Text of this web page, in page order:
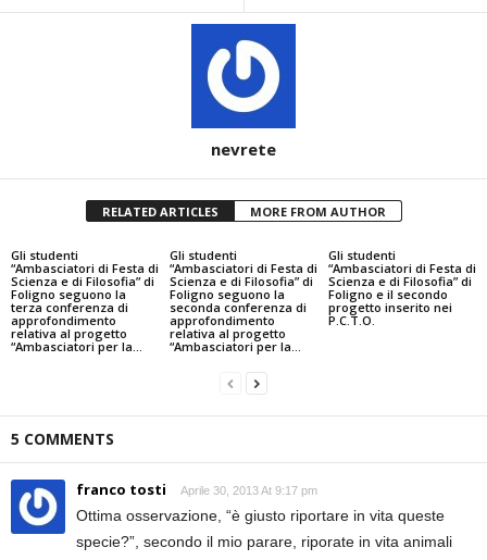
nevrete
RELATED ARTICLES MORE FROM AUTHOR
Gli studenti
“Ambasciatori di Festa di
Scienza e di Filosofia” di
Foligno seguono la
terza conferenza di
approfondimento
relativa al progetto
“Ambasciatori per la...
Gli studenti
“Ambasciatori di Festa di
Scienza e di Filosofia” di
Foligno seguono la
seconda conferenza di
approfondimento
relativa al progetto
“Ambasciatori per la...
Gli studenti
“Ambasciatori di Festa di
Scienza e di Filosofia” di
Foligno e il secondo
progetto inserito nei
P.C.T.O.
5 COMMENTS
franco tosti Aprile 30, 2013 At 9:17 pm
Ottima osservazione, “è giusto riportare in vita queste
specie?”, secondo il mio parare, riporate in vita animali